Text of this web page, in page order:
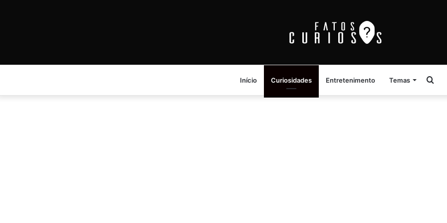
Início Curiosidades Entretenimento Temas